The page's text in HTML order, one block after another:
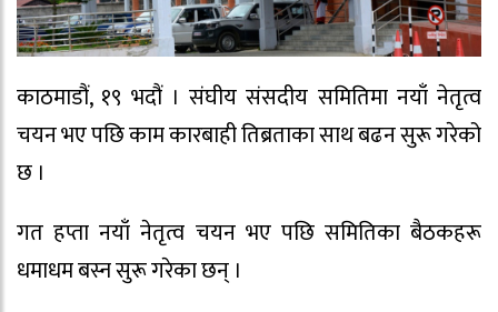
काठमाडौं, १९ भदौं । संघीय संसदीय समितिमा नयाँ नेतृत्व
चयन भए पछि काम कारबाही तिब्रताका साथ बढन सुरू गरेको
छ ।
गत हप्ता नयाँ नेतृत्व चयन भए पछि समितिका बैठकहरू
धमाधम बस्न सुरू गरेका छन् ।